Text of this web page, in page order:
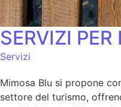
SERVIZI
Servizi
Mimosa Blu si propone
settore del turismo,